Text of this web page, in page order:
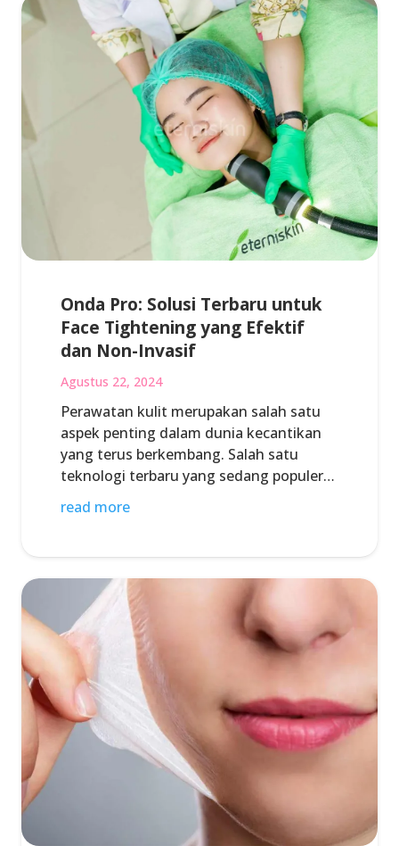
Onda Pro: Solusi Terbaru untuk
Face Tightening yang Efektif
dan Non-Invasif
Agustus 22, 2024
Perawatan kulit merupakan salah satu
aspek penting dalam dunia kecantikan
yang terus berkembang. Salah satu
teknologi terbaru yang sedang populer…
read more